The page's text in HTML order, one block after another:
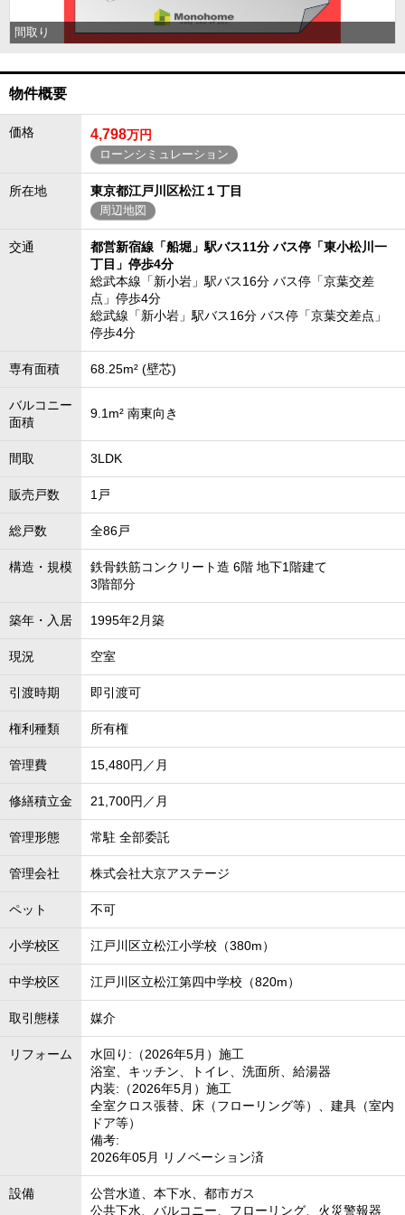
間取り
物件概要
価格 4,798万円
ローンシミュレーション
所在地 東京都江戸川区松江１丁目
周辺地図
交通
都営新宿線「船堀」駅バス11分 バス停「東小松川一
丁目」停歩4分
総武本線「新小岩」駅バス16分 バス停「京葉交差
点」停歩4分
総武線「新小岩」駅バス16分 バス停「京葉交差点」
停歩4分
専有面積 68.25m² (壁芯)
バルコニー
面積
9.1m² 南東向き
間取 3LDK
販売戸数 1戸
総戸数 全86戸
構造・規模
鉄骨鉄筋コンクリート造 6階 地下1階建て
3階部分
築年・入居 1995年2月築
現況 空室
引渡時期 即引渡可
権利種類 所有権
管理費 15,480円／月
修繕積立金 21,700円／月
管理形態 常駐 全部委託
管理会社 株式会社大京アステージ
ペット 不可
小学校区 江戸川区立松江小学校（380m）
中学校区 江戸川区立松江第四中学校（820m）
取引態様 媒介
リフォーム
水回り:（2026年5月）施工
浴室、キッチン、トイレ、洗面所、給湯器
内装:（2026年5月）施工
全室クロス張替、床（フローリング等）、建具（室内
ドア等）
備考:
2026年05月 リノベーション済
設備
公営水道、本下水、都市ガス
公共下水、バルコニー、フローリング、火災警報器